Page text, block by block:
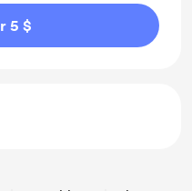
5 $